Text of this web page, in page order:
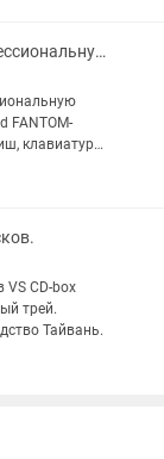
Продам новую профессиональную рабочую станцию Roland FANTOM-08.
FANTOM-
клавиатура
VS CD-box
трей.
Тайвань.